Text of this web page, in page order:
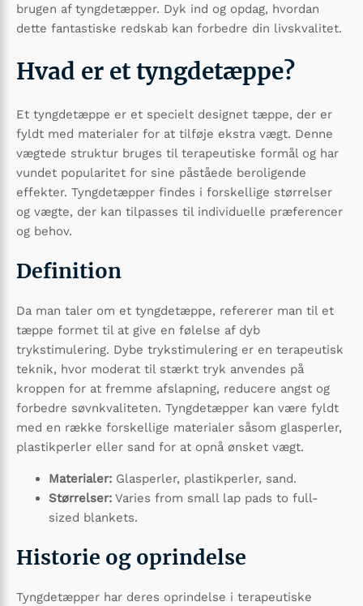
brugen af tyngdetæpper. Dyk ind og opdag, hvordan
dette fantastiske redskab kan forbedre din livskvalitet.
Hvad er et tyngdetæppe?
Et tyngdetæppe er et specielt designet tæppe, der er
fyldt med materialer for at tilføje ekstra vægt. Denne
vægtede struktur bruges til terapeutiske formål og har
vundet popularitet for sine påståede beroligende
effekter. Tyngdetæpper findes i forskellige størrelser
og vægte, der kan tilpasses til individuelle præferencer
og behov.
Definition
Da man taler om et tyngdetæppe, refererer man til et
tæppe formet til at give en følelse af dyb
trykstimulering. Dybe trykstimulering er en terapeutisk
teknik, hvor moderat til stærkt tryk anvendes på
kroppen for at fremme afslapning, reducere angst og
forbedre søvnkvaliteten. Tyngdetæpper kan være fyldt
med en række forskellige materialer såsom glasperler,
plastikperler eller sand for at opnå ønsket vægt.
Materialer: Glasperler, plastikperler, sand.
Størrelser: Varies from small lap pads to full-
sized blankets.
Historie og oprindelse
Tyngdetæpper har deres oprindelse i terapeutiske